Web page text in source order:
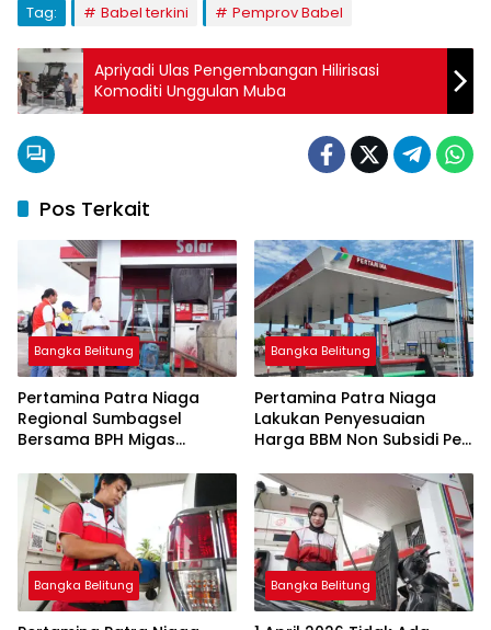
Tag: Babel terkini Pemprov Babel
Apriyadi Ulas Pengembangan Hilirisasi
Komoditi Unggulan Muba
Pos Terkait
Bangka Belitung
Pertamina Patra Niaga
Regional Sumbagsel
Bersama BPH Migas
Penyaluran BBM Subsidi
bagi Nelayan melalui
Aplikasi XSTAR
Bangka Belitung
Pertamina Patra Niaga
Lakukan Penyesuaian
Harga BBM Non Subsidi Per
Bangka Belitung Bangka Belitung